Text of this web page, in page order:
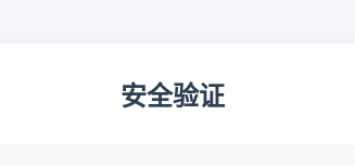
安全验证